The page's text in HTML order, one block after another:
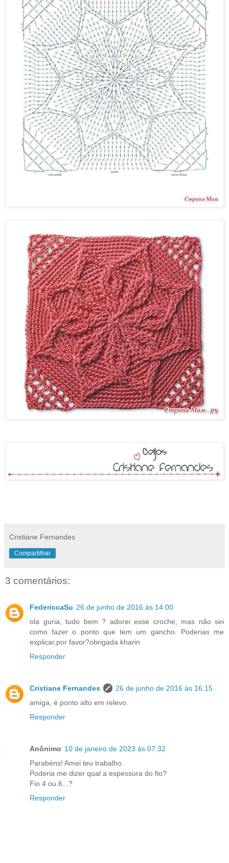
Cristiane Fernandes
Compartilhar
3 comentários:
FedericcaSu 26 de junho de 2016 às 14:00
ola guria, tudo bem ? adorei esse croche, mas não sei
como fazer o ponto que tem um gancho. Poderias me
explicar,por favor?obrigada kharin
Responder
Cristiane Fernandes
26 de junho de 2016 às 16:15
amiga, é ponto alto em relevo.
Responder
Anônimo 10 de janeiro de 2023 às 07:32
Parabéns! Amei teu trabalho.
Poderia me dizer qual a espessura do fio?
Fio 4 ou 6...?
Responder